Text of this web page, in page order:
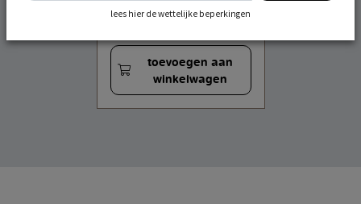
mutsje wvn unisex 50-56
toevoegen aan
winkelwagen
lees hier de wettelijke beperkingen